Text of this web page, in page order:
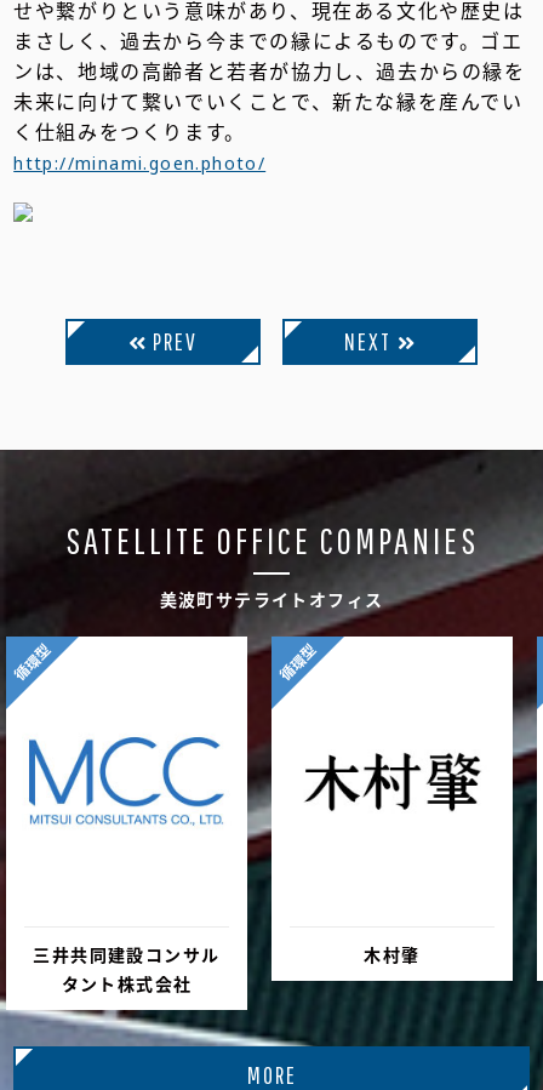
せや繋がりという意味があり、現在ある文化や歴史は
まさしく、過去から今までの縁によるものです。ゴエ
ンは、地域の高齢者と若者が協力し、過去からの縁を
未来に向けて繋いでいくことで、新たな縁を産んでい
く仕組みをつくります。
http://minami.goen.photo/
PREV NEXT
SATELLITE OFFICE COMPANIES
美波町サテライトオフィス
循環型
三井共同建設コンサル
タント株式会社
循環型
木村肇
MORE